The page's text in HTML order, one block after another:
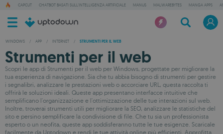
CAPCUT CHATBOT BASATI SULL'INTELLIGENZA ARTIFICIALE MANUS MALWAREBYTES MANGA APPS
WINDOWS / APP / INTERNET / STRUMENTI PER IL WEB
Strumenti per il web
Scopri le app di Strumenti per il web per Windows, progettate per migliorare la
tua esperienza di navigazione. Sia che tu abbia bisogno di strumenti per gestire
i segnalibri, analizzare le prestazioni web o accorciare URL, questa raccolta ti
offrirà le soluzioni ideali. Queste app presentano interfacce intuitive che
semplificano l'organizzazione e l'ottimizzazione delle tue interazioni sul web.
Inoltre, troverai strumenti utili per migliorare la SEO, analizzare le statistiche del
sito e persino semplificare la condivisione di file. Che tu sia un professionista
esperto o un neofita, queste app soddisferanno tutte le tue esigenze. Scaricale
facilmente da Uptodown e rendi le tue attività online più efficienti. Approfitta